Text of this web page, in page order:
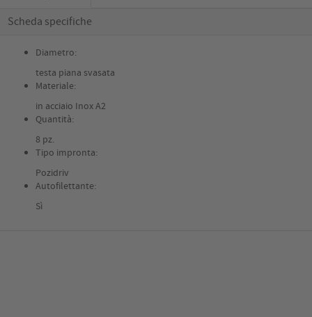
Scheda specifiche
Diametro:
testa piana svasata
Materiale:
in acciaio Inox A2
Quantità:
8 pz.
Tipo impronta:
Pozidriv
Autofilettante:
Sì